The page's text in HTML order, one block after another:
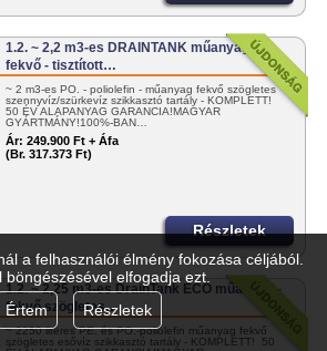
a felhasználói élmény fokozása céljából.
böngészésével elfogadja ezt.
Értem
Részletek
1.2. ~ 2,2 m3-es DRAINTANK műanyag -
fekvő - tisztított…
~ 2 m3-es PO. - poliolefin - műanyag fekvő szögletes
szennyvíz/szürkevíz szikkasztó tartály - KOMPLETT!
50 ÉV ALAPANYAG GARANCIA!MAGYAR
GYÁRTMÁNY!100%-BAN…
Ár: 249.900 Ft + Áfa
(Br. 317.373 Ft)
Részletek
1.2. ~ 2,25 m3-es DrainTank ECO műanyag -
fekvő szögletes…
~ 2250 literes PE. és PO.-poliolefin műanyag fekvő
szögletes esővíz szikkasztó tartály - KOMPLETT! 50